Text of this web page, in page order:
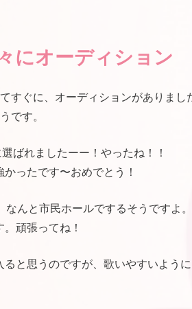
にオーディション
すぐに、オーディションがありまし
です。
ばれましたーー！やったね！！
かったです〜おめでとう！
なんと市民ホールでするそうですよ。
頑張ってね！
ると思うのですが、歌いやすいよう